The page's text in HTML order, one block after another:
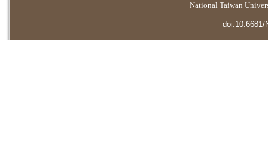
National Taiwan
doi:10.6681/